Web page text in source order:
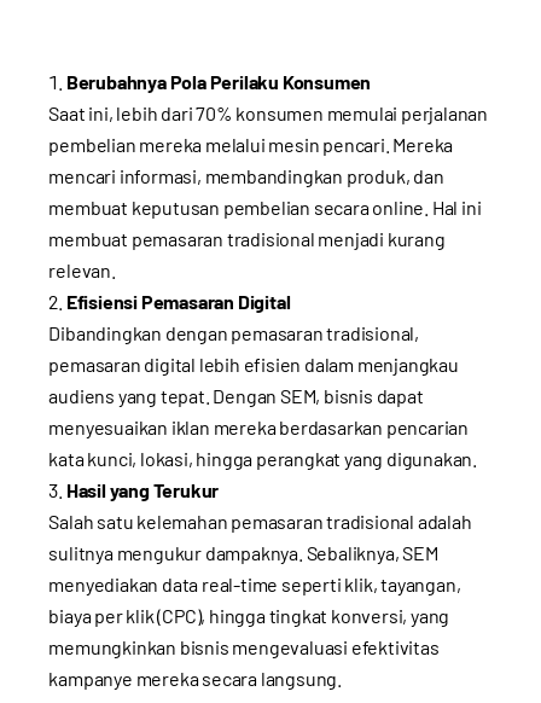
Berubahnya Pola Perilaku Konsumen
Saat ini, lebih dari 70% konsumen memulai perjalanan
pembelian mereka melalui mesin pencari. Mereka
mencari informasi, membandingkan produk, dan
membuat keputusan pembelian secara online. Hal ini
membuat pemasaran tradisional menjadi kurang
relevan.
Efisiensi Pemasaran Digital
Dibandingkan dengan pemasaran tradisional,
pemasaran digital lebih efisien dalam menjangkau
audiens yang tepat. Dengan SEM, bisnis dapat
menyesuaikan iklan mereka berdasarkan pencarian
kata kunci, lokasi, hingga perangkat yang digunakan.
Hasil yang Terukur
Salah satu kelemahan pemasaran tradisional adalah
sulitnya mengukur dampaknya. Sebaliknya, SEM
menyediakan data real-time seperti klik, tayangan,
biaya per klik (CPC), hingga tingkat konversi, yang
memungkinkan bisnis mengevaluasi efektivitas
kampanye mereka secara langsung.